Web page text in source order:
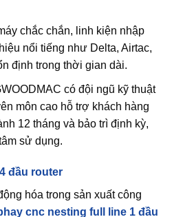
chắc chắn, linh kiện nhập
nổi tiếng như Delta, Airtac,
định trong thời gian dài.
có đội ngũ kỹ thuật
môn cao hỗ trợ khách hàng
12 tháng và bảo trì định kỳ,
sử dụng.
đầu router
hóa trong sản xuất công
cnc nesting full line 1 đầu